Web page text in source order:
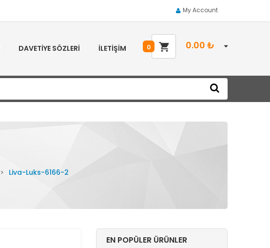
My Account
DAVETIYE SÖZLERI İLETIŞIM 0.00 ₺
0
> Liva-Luks-6166-2
EN POPÜLER ÜRÜNLER